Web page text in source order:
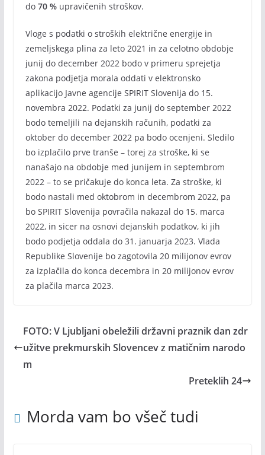
do 70 %upravičenih stroškov.
Vloge s podatki o stroških električne energije in
zemeljskega plina za leto 2021 in za celotno obdobje
junij do december 2022 bodo v primeru sprejetja
zakona podjetja morala oddati v elektronsko
aplikacijo Javne agencije SPIRIT Slovenija do 15.
novembra 2022. Podatki za junij do september 2022
bodo temeljili na dejanskih računih, podatki za
oktober do december 2022 pa bodo ocenjeni. Sledilo
bo izplačilo prve tranše – torej za stroške, ki se
nanašajo na obdobje med junijem in septembrom
2022 – to se pričakuje do konca leta. Za stroške, ki
bodo nastali med oktobrom in decembrom 2022, pa
bo SPIRIT Slovenija povračila nakazal do 15. marca
2022, in sicer na osnovi dejanskih podatkov, ki jih
bodo podjetja oddala do 31. januarja 2023. Vlada
Republike Slovenije bo zagotovila 20 milijonov evrov
za izplačila do konca decembra in 20 milijonov evrov
za plačila marca 2023.
FOTO: V Ljubljani obeležili državni praznik dan zdr
užitve prekmurskih Slovencev z matičnim narodo
m
Preteklih 24
Morda vam bo všeč tudi